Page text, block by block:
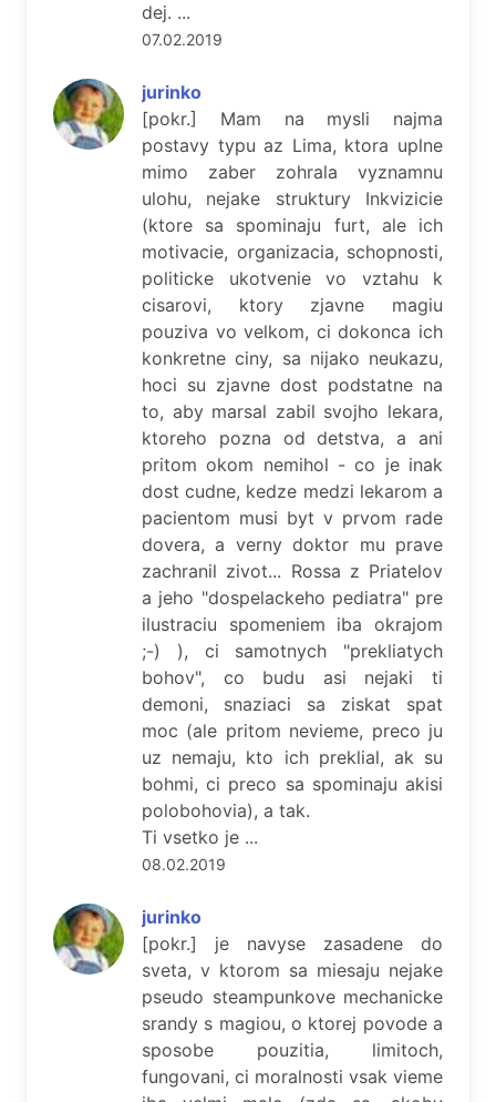
dej. ...
07.02.2019
jurinko
[pokr.] Mam na mysli najma
postavy typu az Lima, ktora uplne
mimo zaber zohrala vyznamnu
ulohu, nejake struktury Inkvizicie
(ktore sa spominaju furt, ale ich
motivacie, organizacia, schopnosti,
politicke ukotvenie vo vztahu k
cisarovi, ktory zjavne magiu
pouziva vo velkom, ci dokonca ich
konkretne ciny, sa nijako neukazu,
hoci su zjavne dost podstatne na
to, aby marsal zabil svojho lekara,
ktoreho pozna od detstva, a ani
pritom okom nemihol - co je inak
dost cudne, kedze medzi lekarom a
pacientom musi byt v prvom rade
dovera, a verny doktor mu prave
zachranil zivot... Rossa z Priatelov
a jeho "dospelackeho pediatra" pre
ilustraciu spomeniem iba okrajom
;-) ), ci samotnych "prekliatych
bohov", co budu asi nejaki ti
demoni, snaziaci sa ziskat spat
moc (ale pritom nevieme, preco ju
uz nemaju, kto ich preklial, ak su
bohmi, ci preco sa spominaju akisi
polobohovia), a tak.
Ti vsetko je ...
08.02.2019
jurinko
[pokr.] je navyse zasadene do
sveta, v ktorom sa miesaju nejake
pseudo steampunkove mechanicke
srandy s magiou, o ktorej povode a
sposobe pouzitia, limitoch,
fungovani, ci moralnosti vsak vieme